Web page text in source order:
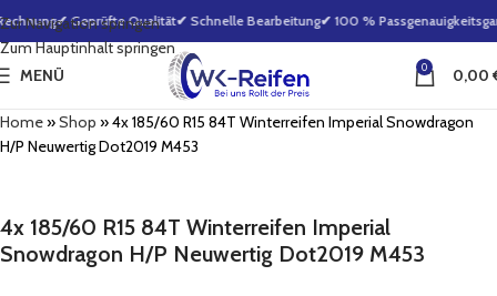
Zur Navigation springen
Zum Hauptinhalt springen
✔ Geprüfte Qualität✔ Schnelle Bearbeitung✔ 100 %
MENÜ 0 0,00
Home»Shop »4x 185/60 R15 84T Winterreifen Imperial Snowdragon
H/P Neuwertig Dot2019 M453
4x 185/60 R15 84T Winterreifen Imperial
Snowdragon H/P Neuwertig Dot2019 M453